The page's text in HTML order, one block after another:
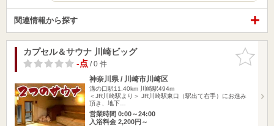
関連情報から探す
お気に入
りに追加
カプセル＆サウナ 川崎ビッグ
-点/ 0 件
神奈川県 / 川崎市川崎区
溝の口駅11.40km
川崎駅494m
＜JR川崎駅より＞ JR川崎駅東口（駅出て右手）にお進み
頂き、地下…
営業時間 0:00～24:00
入浴料金 2,200円～